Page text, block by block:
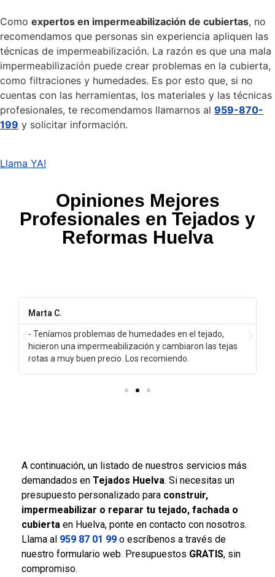
Como expertos en impermeabilización de cubiertas, no
recomendamos que personas sin experiencia apliquen las
técnicas de impermeabilización. La razón es que una mala
impermeabilización puede crear problemas en la cubierta,
como filtraciones y humedades. Es por esto que, si no
cuentas con las herramientas, los materiales y las técnicas
profesionales, te recomendamos llamarnos al 959-870-
199 y solicitar información.
Llama YA!
Opiniones Mejores
Profesionales en Tejados y
Reformas Huelva
Marta C.
- Teníamos problemas de humedades en el tejado,
hicieron una impermeabilización y cambiaron las tejas
rotas a muy buen precio. Los recomiendo.
A continuación, un listado de nuestros servicios más
demandados en Tejados Huelva. Si necesitas un
presupuesto personalizado para construir,
impermeabilizar o reparar tu tejado, fachada o
cubierta en Huelva, ponte en contacto con nosotros.
Llama al 959 87 01 99 o escríbenos a través de
nuestro formulario web. Presupuestos GRATIS, sin
compromiso.